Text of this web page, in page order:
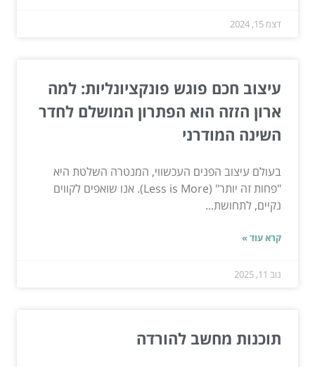
דצמ 15, 2024
עיצוב חכם פוגש פונקציונליות: למה
ארון הזזה הוא הפתרון המושלם לחדר
השינה המודרני
בעולם עיצוב הפנים העכשווי, המנטרה השלטת היא
"פחות זה יותר" (Less is More). אנו שואפים לקווים
נקיים, לתחושת...
קרא עוד »
נוב 11, 2025
תוכנות מחשב להורדה